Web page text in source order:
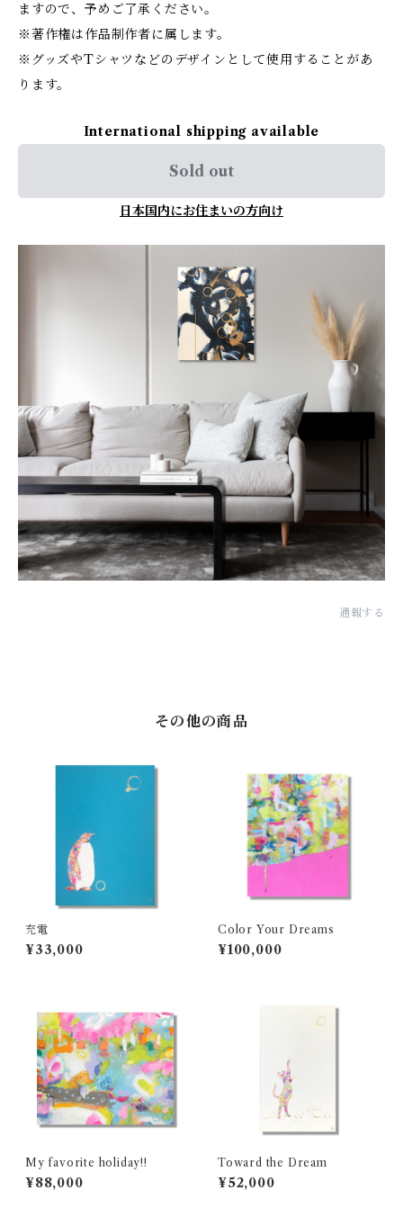
ますので、予めご了承ください。
※著作権は作品制作者に属します。
※グッズやTシャツなどのデザインとして使用することがあ
ります。
International shipping available
Sold out
日本国内にお住まいの方向け
通報する
その他の商品
充電
¥33,000
Color Your Dreams
¥100,000
My favorite holiday!!
¥88,000
Toward the Dream
¥52,000